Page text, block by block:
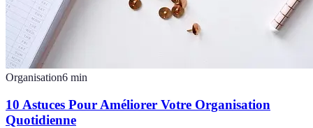
Organisation6 min
10 Astuces Pour Améliorer Votre Organisation
Quotidienne